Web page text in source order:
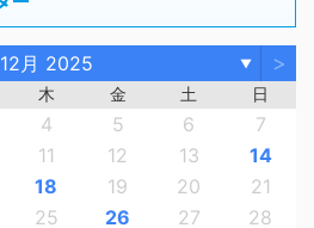
12月 2025 ▼ >
木 金 土 日
4 5 6
7
11 12 13
14
18 19 20
21
25 26 27
28